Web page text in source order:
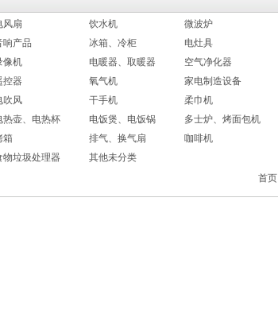
风扇 饮水机 微波炉
响产品 冰箱、冷柜 电灶具
像机 电暖器、取暖器 空气净化器
控器 氧气机 家电制造设备
吹风 干手机 柔巾机
热壶、电热杯 电饭煲、电饭锅 多士炉、烤面包机
箱 排气、换气扇 咖啡机
物垃圾处理器
其他未分类
首页